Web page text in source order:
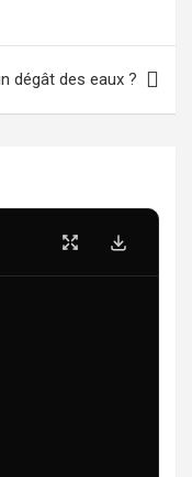
dégât des eaux ?